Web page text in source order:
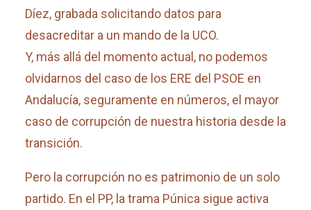
Díez, grabada solicitando datos para
desacreditar a un mando de la UCO.
Y, más allá del momento actual, no podemos
olvidarnos del caso de los ERE del PSOE en
Andalucía, seguramente en números, el mayor
caso de corrupción de nuestra historia desde la
transición.
Pero la corrupción no es patrimonio de un solo
partido. En el PP, la trama Púnica sigue activa